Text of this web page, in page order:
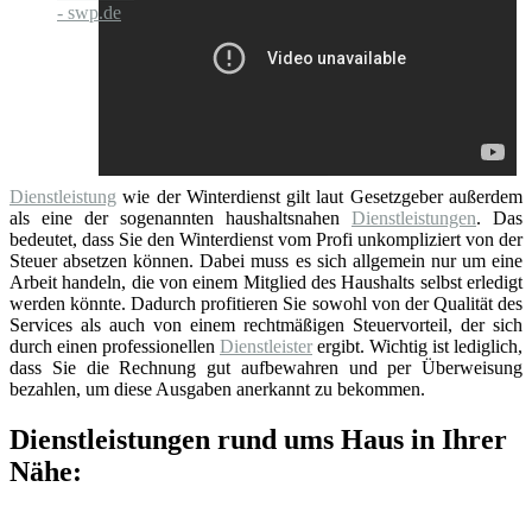
Dienstleistung wie der Winterdienst gilt laut Gesetzgeber außerdem
als eine der sogenannten haushaltsnahen Dienstleistungen. Das
bedeutet, dass Sie den Winterdienst vom Profi unkompliziert von der
Steuer absetzen können. Dabei muss es sich allgemein nur um eine
Arbeit handeln, die von einem Mitglied des Haushalts selbst erledigt
werden könnte. Dadurch profitieren Sie sowohl von der Qualität des
Services als auch von einem rechtmäßigen Steuervorteil, der sich
durch einen professionellen Dienstleister ergibt. Wichtig ist lediglich,
dass Sie die Rechnung gut aufbewahren und per Überweisung
bezahlen, um diese Ausgaben anerkannt zu bekommen.
Dienstleistungen rund ums Haus in Ihrer
Nähe: